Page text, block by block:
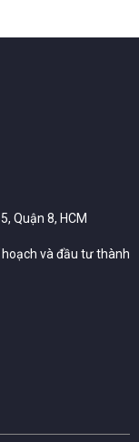
Quận 8, HCM
hoạch và đầu tư thành